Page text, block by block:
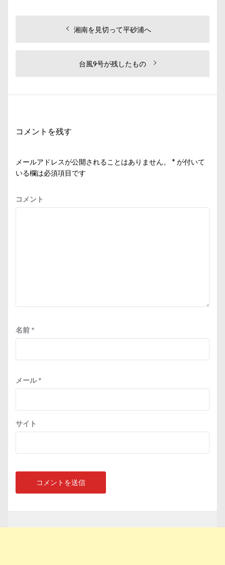
ョ
過
投
湘南を見切って平砂浦へ
次
稿:
台風9号が残したもの
コメントを残す
メールアドレスが公開されることはありません。 * が付いて
いる欄は必須項目です
コメント
名前 *
メール*
サイト